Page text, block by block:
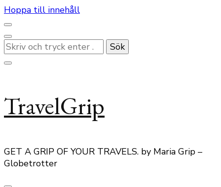
Hoppa till innehåll
Letar
du
efter
TravelGrip
GET A GRIP OF YOUR TRAVELS. by Maria Grip –
Globetrotter